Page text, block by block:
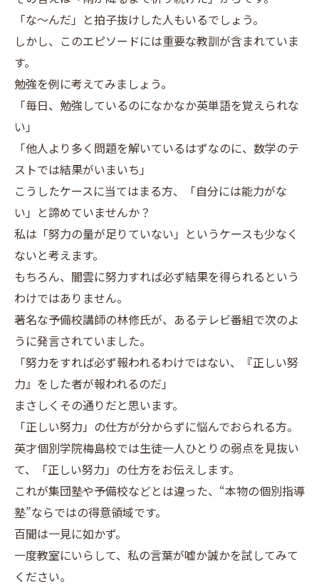
「な～んだ」と拍子抜けした人もいるでしょう。
しかし、このエピソードには重要な教訓が含まれていま
す。
勉強を例に考えてみましょう。
「毎日、勉強しているのになかなか英単語を覚えられな
い」
「他人より多く問題を解いているはずなのに、数学のテ
ストでは結果がいまいち」
こうしたケースに当てはまる方、「自分には能力がな
い」と諦めていませんか？
私は「努力の量が足りていない」というケースも少なく
ないと考えます。
もちろん、闇雲に努力すれば必ず結果を得られるという
わけではありません。
著名な予備校講師の林修氏が、あるテレビ番組で次のよ
うに発言されていました。
「努力をすれば必ず報われるわけではない、『正しい努
力』をした者が報われるのだ」
まさしくその通りだと思います。
「正しい努力」の仕方が分からずに悩んでおられる方。
英才個別学院梅島校では生徒一人ひとりの弱点を見抜い
て、「正しい努力」の仕方をお伝えします。
これが集団塾や予備校などとは違った、“本物の個別指導
塾”ならではの得意領域です。
百聞は一見に如かず。
一度教室にいらして、私の言葉が嘘か誠かを試してみて
ください。